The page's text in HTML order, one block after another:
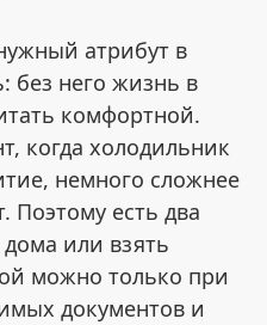
атрибут в
без него жизнь в
комфортной.
когда холодильник
немного сложнее
Поэтому есть два
или взять
можно только при
документов и